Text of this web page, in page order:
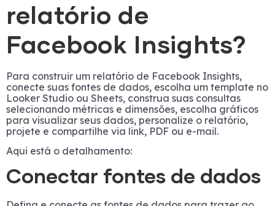
relatório de
Facebook Insights?
Para construir um relatório de Facebook Insights,
conecte suas fontes de dados, escolha um template no
Looker Studio ou Sheets, construa suas consultas
selecionando métricas e dimensões, escolha gráficos
para visualizar seus dados, personalize o relatório,
projete e compartilhe via link, PDF ou e-mail.
Aqui está o detalhamento:
Conectar fontes de dados